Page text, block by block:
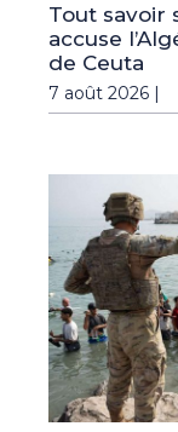
Tout savoir
accuse
de Ceuta
7 août 2026 |